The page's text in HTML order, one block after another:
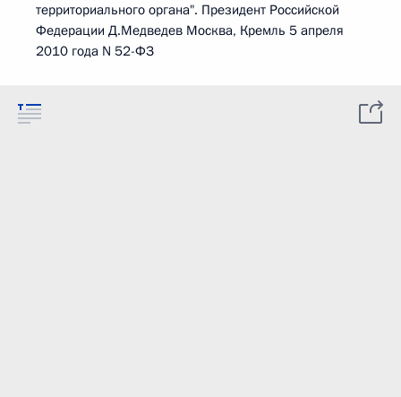
территориального органа". Президент Российской
Федерации Д.Медведев Москва, Кремль 5 апреля
2010 года N 52-ФЗ